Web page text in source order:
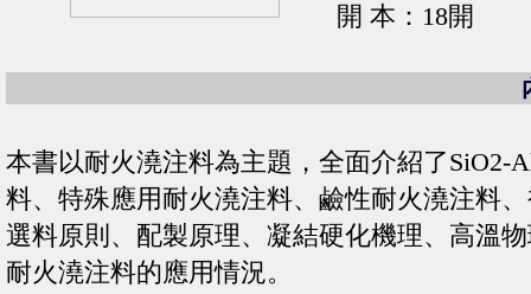
開 本：18開
本書以耐火澆注料為主題，全面介紹了SiO2-
料、特殊應用耐火澆注料、鹼性耐火澆注料
選料原則、配製原理、凝結硬化機理、高溫
耐火澆注料的應用情況。